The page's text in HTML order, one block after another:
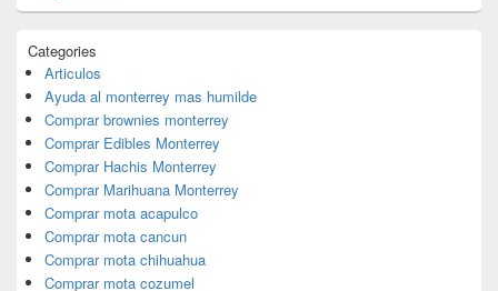
Categories
Articulos
Ayuda al monterrey mas humilde
Comprar brownies monterrey
Comprar Edibles Monterrey
Comprar Hachis Monterrey
Comprar Marihuana Monterrey
Comprar mota acapulco
Comprar mota cancun
Comprar mota chihuahua
Comprar mota cozumel